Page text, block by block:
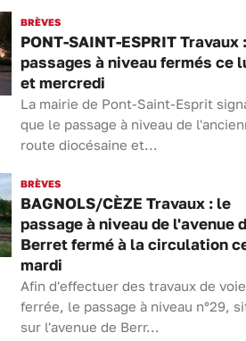
BRÈVES
PONT-SAINT-ESPRIT Travaux
passages à niveau fermés ce
et mercredi
La mairie de Pont-Saint-Esprit
que le passage à niveau de
route diocésaine et...
BRÈVES
BAGNOLS/CÈZE Travaux : le
passage à niveau de l'avenue
Berret fermé à la circulation
mardi
Afin d'effectuer des travaux de voie
ferrée, le passage à niveau n°29,
sur l'avenue de Berr...